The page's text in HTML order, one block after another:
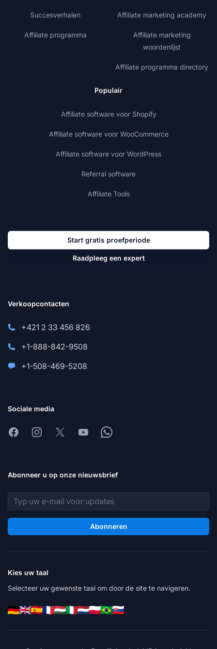
Succesverhalen
Affiliate programma
Affiliate marketing academy
Affiliate marketing
woordenlijst
Affiliate programma directory
Populair
Affiliate software voor Shopify
Affiliate software voor WooCommerce
Affiliate software voor WordPress
Referral software
Affiliate Tools
Start gratis proefperiode
Raadpleeg een expert
Verkoopcontacten
+421 2 33 456 826
+1-888-842-9508
+1-508-469-5208
Sociale media
FacebookInstagram
X YoutubeWhatsapp
Abonneer u op onze nieuwsbrief
E-mailadres
Abonneren
Kies uw taal
Selecteer uw gewenste taal om door de site te navigeren.